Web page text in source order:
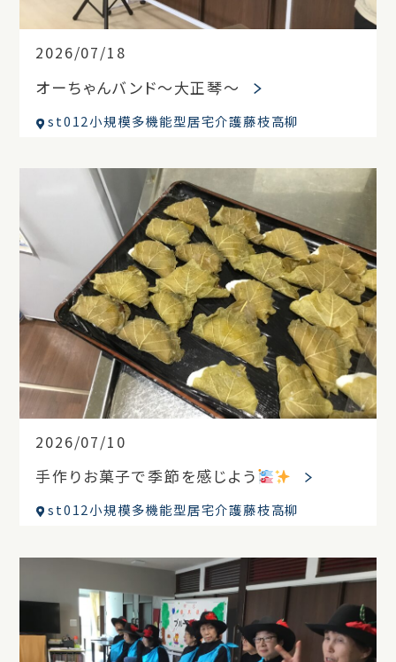
2026/07/18
オーちゃんバンド～大正琴～
st012小規模多機能型居宅介護藤枝高柳
2026/07/10
手作りお菓子で季節を感じよう
st012小規模多機能型居宅介護藤枝高柳